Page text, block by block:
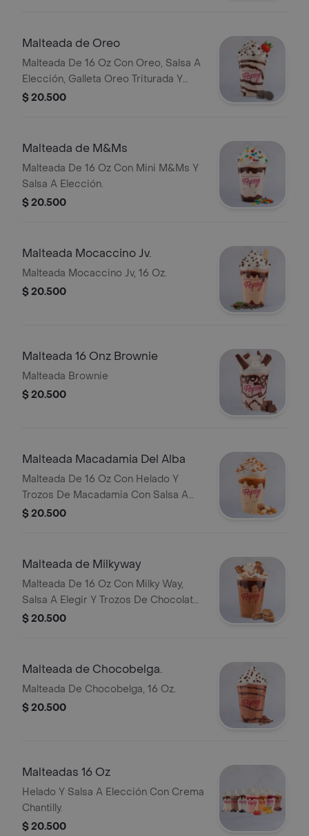
Malteada de Oreo
Malteada De 16 Oz Con Oreo, Salsa A
Elección, Galleta Oreo Triturada Y
Fresa Natural.
$ 20.500
Malteada de M&Ms
Malteada De 16 Oz Con Mini M&Ms Y
Salsa A Elección.
$ 20.500
Malteada Mocaccino Jv.
Malteada Mocaccino Jv, 16 Oz.
$ 20.500
Malteada 16 Onz Brownie
Malteada Brownie
$ 20.500
Malteada Macadamia Del Alba
Malteada De 16 Oz Con Helado Y
Trozos De Macadamia Con Salsa A
Elegir.
$ 20.500
Malteada de Milkyway
Malteada De 16 Oz Con Milky Way,
Salsa A Elegir Y Trozos De Chocolate
Milky Way.
$ 20.500
Malteada de Chocobelga.
Malteada De Chocobelga, 16 Oz.
$ 20.500
Malteadas 16 Oz
Helado Y Salsa A Elección Con Crema
Chantilly.
$ 20.500